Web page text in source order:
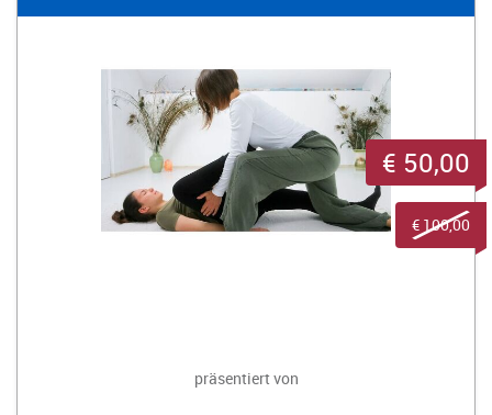
präsentiert von
€ 50,00
€ 100,00